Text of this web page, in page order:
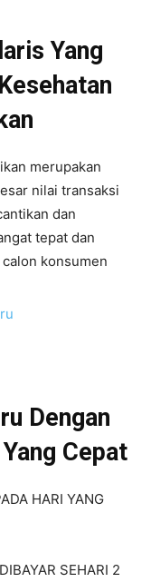
Yang
merupakan
nilai transaksi
dan
tepat dan
konsumen
Dengan
Cepat
HARI YANG
SEHARI 2